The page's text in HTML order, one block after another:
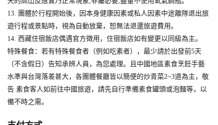
13. 團體於行程開始後，因本身健康因素或私人因素中途離隊退出旅
遊行程或景點時，視為自動放棄，恕無法退還旅遊費用。
14. 西藏住宿飯店偶遇官方徵用，住宿飯店如有變更以同級為主。
特殊餐食：若有特殊餐食者（例如吃素者），最少請於出發前5天
（不含假日）告知承辨人員，為您處理。且中國地區素食烹飪手藝
水準與台灣落差甚大，各團體餐廳皆以簡便的炒青菜2~3道為主，敬
告 素食客人如前往中國旅遊，請先自行準備素食罐頭或泡麵等，以
備不時之需。